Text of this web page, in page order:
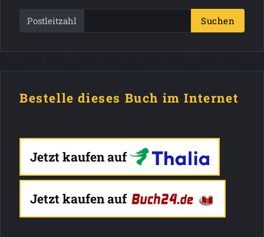
Postleitzahl Suchen
Bestelle dieses Buch im Internet
Jetzt kaufen auf
Jetzt kaufen auf